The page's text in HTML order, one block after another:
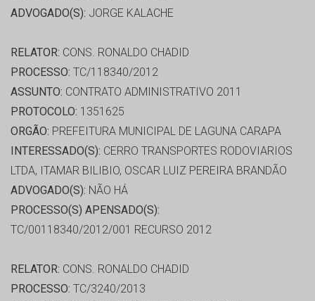
ADVOGADO(S): JORGE KALACHE
RELATOR: CONS. RONALDO CHADID
PROCESSO: TC/118340/2012
ASSUNTO: CONTRATO ADMINISTRATIVO 2011
PROTOCOLO: 1351625
ORGÃO: PREFEITURA MUNICIPAL DE LAGUNA CARAPA
INTERESSADO(S): CERRO TRANSPORTES RODOVIARIOS
LTDA, ITAMAR BILIBIO, OSCAR LUIZ PEREIRA BRANDÃO
ADVOGADO(S): NÃO HÁ
PROCESSO(S) APENSADO(S):
TC/00118340/2012/001 RECURSO 2012
RELATOR: CONS. RONALDO CHADID
PROCESSO: TC/3240/2013